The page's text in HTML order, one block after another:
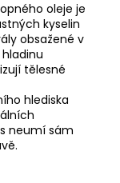
oleje je
kyselin
obsažené v
tělesné
hlediska
neumí sám